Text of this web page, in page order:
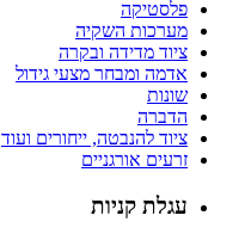
פלסטיקה
מערכות השקיה
ציוד מדידה ובקרה
אדמה ומבחר מצעי גידול
שונות
הדברה
ציוד להנבטה, ייחורים ועוד
זרעים אורגניים
עגלת קניות